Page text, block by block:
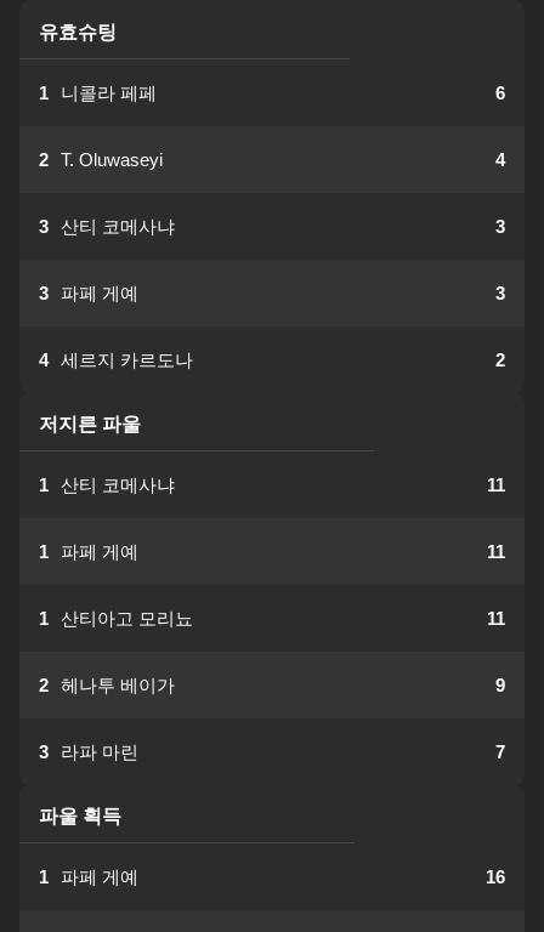
유효슈팅
1 니콜라 페페 6
2 T. Oluwaseyi 4
3 산티 코메사냐 3
3 파페 게예 3
4 세르지 카르도나 2
저지른 파울
1 산티 코메사냐 11
1 파페 게예 11
1 산티아고 모리뇨 11
2 헤나투 베이가 9
3 라파 마린 7
파울 획득
1 파페 게예 16